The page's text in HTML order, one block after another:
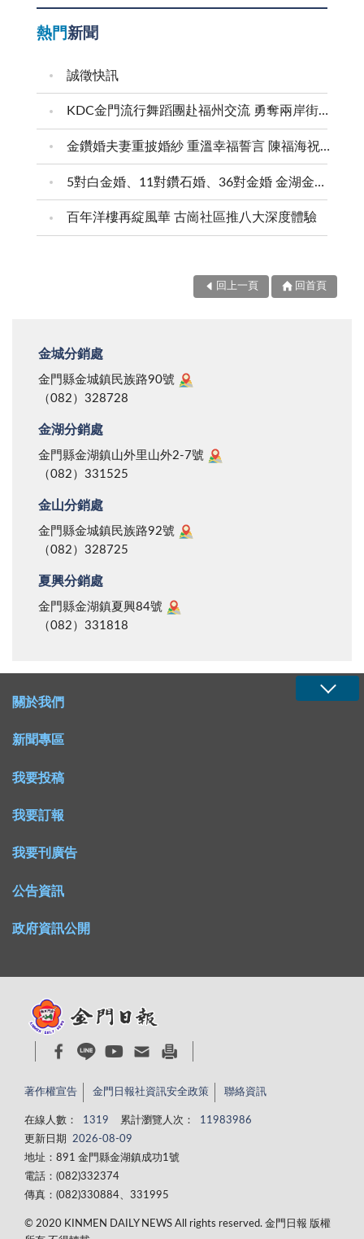
熱門新聞
誠徵快訊
KDC金門流行舞蹈團赴福州交流 勇奪兩岸街舞賽三等獎
金鑽婚夫妻重披婚紗 重溫幸福誓言 陳福海祝福牽手半世紀 情深相守成典範
5對白金婚、11對鑽石婚、36對金婚 金湖金沙夫妻共享榮耀時刻 陳福海表揚金鑽婚夫妻 向半世紀相守家庭典範致敬
百年洋樓再綻風華 古崗社區推八大深度體驗
回上一頁 回首頁
金城分銷處
金門縣金城鎮民族路90號
（082）328728
金湖分銷處
金門縣金湖鎮山外里山外2-7號
（082）331525
金山分銷處
金門縣金城鎮民族路92號
（082）328725
夏興分銷處
金門縣金湖鎮夏興84號
（082）331818
關於我們
新聞專區
我要投稿
我要訂報
我要刊廣告
公告資訊
政府資訊公開
著作權宣告 金門日報社資訊安全政策 聯絡資訊
在線人數： 1319 累計瀏覽人次：
11983986
更新日期
2026-08-09
地址：891 金門縣金湖鎮成功1號
電話：(082)332374
傳真：(082)330884、331995
© 2020 KINMEN DAILY NEWS All rights reserved. 金門日報 版權